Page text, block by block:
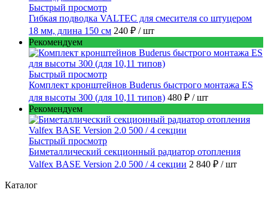
Быстрый просмотр
Гибкая подводка VALTEC для смесителя со штуцером
18 мм, длина 150 см 240 ₽ / шт
Рекомендуем
Быстрый просмотр
Комплект кронштейнов Buderus быстрого монтажа ES
для высоты 300 (для 10,11 типов) 480 ₽ / шт
Рекомендуем
Быстрый просмотр
Биметаллический секционный радиатор отопления
Valfex BASE Version 2.0 500 / 4 секции 2 840 ₽ / шт
Каталог